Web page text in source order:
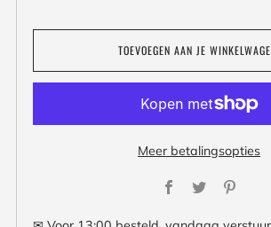
TOEVOEGEN AAN JE
Meer betalingsopties
Facebook
Twitter